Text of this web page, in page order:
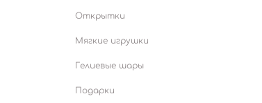
Открытки
Мягкие игрушки
Гелиевые шары
Подарки